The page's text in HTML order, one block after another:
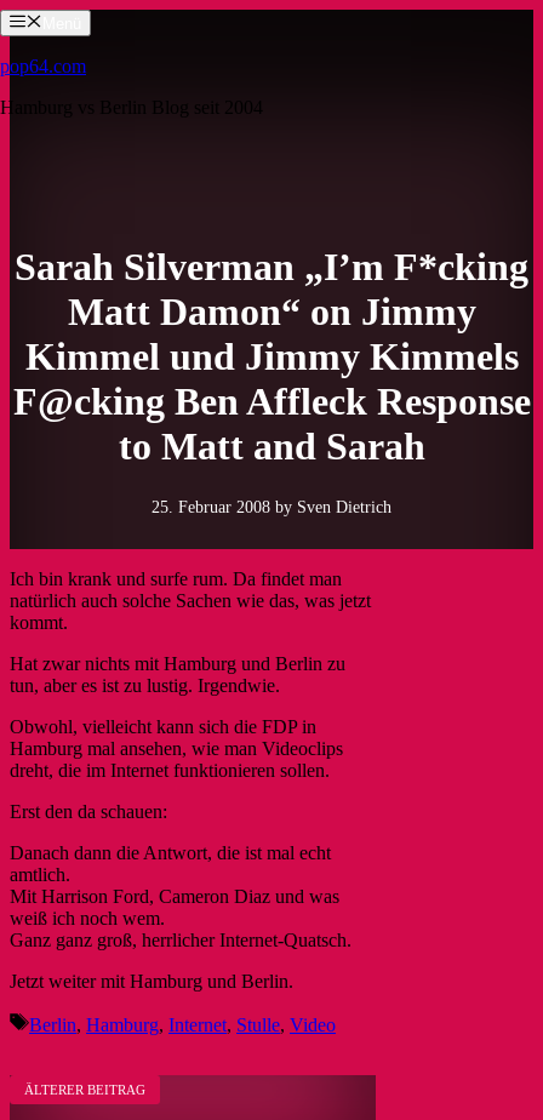
Zum
Inhalt
springen
pop64.com
Hamburg vs Berlin Blog seit 2004
Sarah Silverman „I’m F*cking
Matt Damon“ on Jimmy
Kimmel und Jimmy Kimmels
F@cking Ben Affleck Response
to Matt and Sarah
25. Februar 2008 by Sven Dietrich
Ich bin krank und surfe rum. Da findet man
natürlich auch solche Sachen wie das, was jetzt
kommt.
Hat zwar nichts mit Hamburg und Berlin zu
tun, aber es ist zu lustig. Irgendwie.
Obwohl, vielleicht kann sich die FDP in
Hamburg mal ansehen, wie man Videoclips
dreht, die im Internet funktionieren sollen.
Erst den da schauen:
Danach dann die Antwort, die ist mal echt
amtlich.
Mit Harrison Ford, Cameron Diaz und was
weiß ich noch wem.
Ganz ganz groß, herrlicher Internet-Quatsch.
Jetzt weiter mit Hamburg und Berlin.
Schlagwörter
Berlin, Hamburg, Internet, Stulle, Video
ÄLTERER BEITRAG